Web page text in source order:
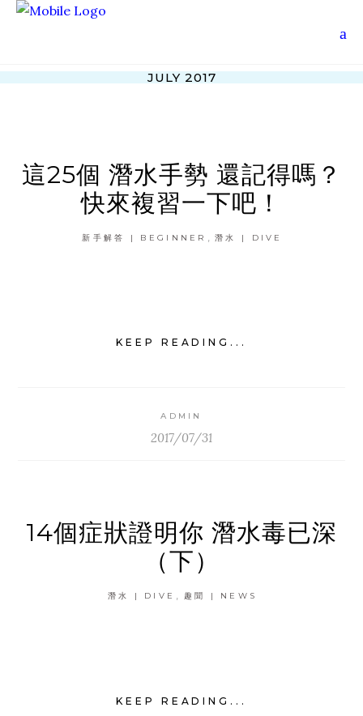
JULY 2017
這25個 潛水手勢 還記得嗎？
快來複習一下吧！
新手解答 | BEGINNER 潛水 | DIVE
KEEP READING...
ADMIN
2017/07/31
14個症狀證明你 潛水毒已深
（下）
潛水 | DIVE , 趣聞 | NEWS
KEEP READING...